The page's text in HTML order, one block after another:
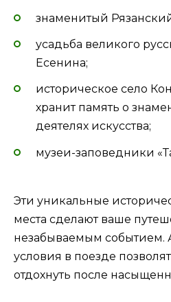
знаменитый
усадьба великого
Есенина;
историческое село
хранит память о
деятелях искусства;
музеи-заповедники
Эти уникальные
места сделают ваше
незабываемым событием.
условия в поезде
отдохнуть после